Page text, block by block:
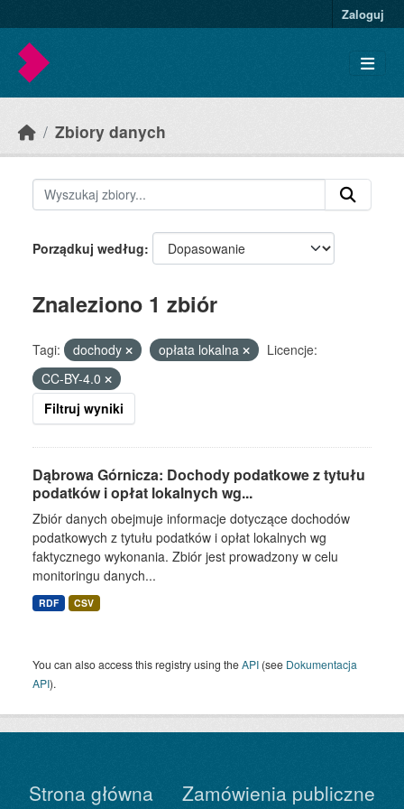
Zaloguj
Zbiory danych
Porządkuj według
Znaleziono 1 zbiór
Tagi: dochody opłata lokalna
Licencje:
CC-BY-4.0
Filtruj wyniki
Dąbrowa Górnicza: Dochody podatkowe z tytułu
podatków i opłat lokalnych wg...
Zbiór danych obejmuje informacje dotyczące dochodów
podatkowych z tytułu podatków i opłat lokalnych wg
faktycznego wykonania. Zbiór jest prowadzony w celu
monitoringu danych...
RDF CSV
You can also access this registry using theAPI (see Dokumentacja
API).
Strona główna Zamówienia publiczne